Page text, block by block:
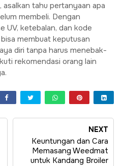
tahu pertanyaan apa
membeli. Dengan
UV, ketebalan, dan kode
membuat keputusan
diri tanpa harus menebak-
rekomendasi orang lain
NEXT
Keuntungan dan Cara
Memasang Weedmat
untuk Kandang Broiler